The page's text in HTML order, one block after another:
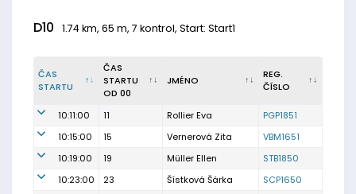
D10 1.74 km, 65 m, 7 kontrol, Start: Start1
ČAS
STARTU
ČAS
STARTU
OD 00
JMÉNO
REG.
ČÍSLO
10:11:00 11 Rollier Eva
PGP1851
10:15:00
15 Vernerová Zita
VBM1651
10:19:00
19 Müller Ellen
STB1850
10:23:00
23 Šístková Šárka SCP1650